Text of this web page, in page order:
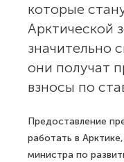
которые
Арктической
значительно
они получат
взносы по
Предоставление
работать в
министра по